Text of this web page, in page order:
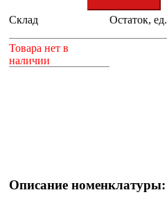
+
Склад Остаток, ед.
Товара нет в
наличии
Описание номенклатуры: